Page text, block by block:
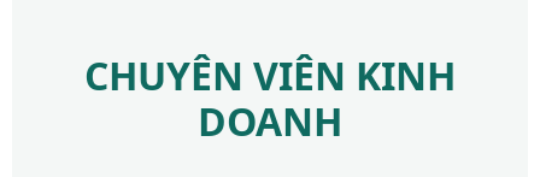
CHUYÊN VIÊN KINH
DOANH